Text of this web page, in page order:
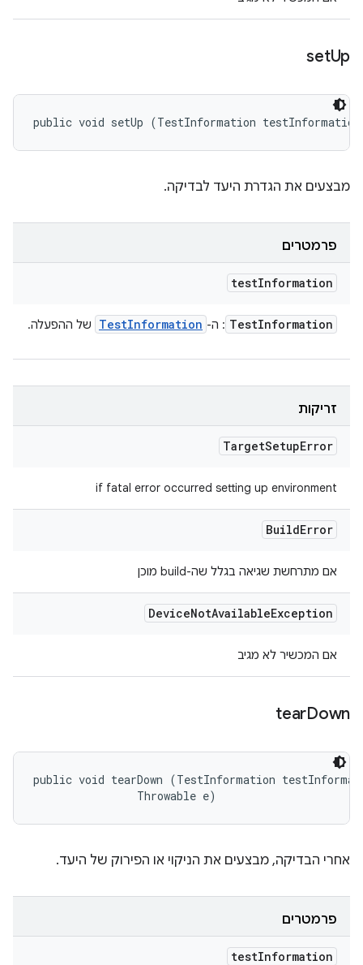
setUp
public void setUp (TestInformation
מבצעים את הגדרת היעד לבדיקה.
פרמטרים
testInformation
TestInformation : ה- TestInformation של ההפעלה.
זריקות
TargetSetupError
if fatal error occurred setting up environment
BuildError
אם מתרחשת שגיאה בגלל שה-build מוכן
DeviceNotAvailableException
אם המכשיר לא מגיב
tearDown
public void tearDown (TestInformation
                Throwable e)
אחרי הבדיקה, מבצעים את הניקוי או הפירוק של היעד.
פרמטרים
testInformation